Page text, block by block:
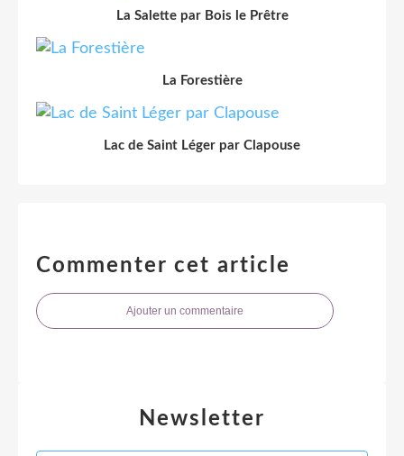
La Salette par Bois le Prêtre
La Forestière
Lac de Saint Léger par Clapouse
Commenter cet article
Ajouter un commentaire
Newsletter